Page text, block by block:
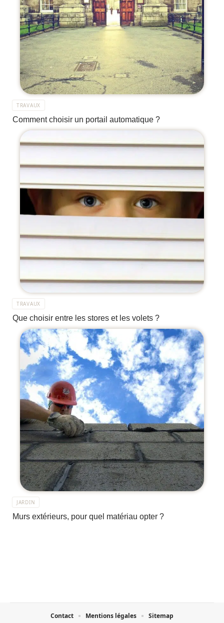
TRAVAUX
Comment choisir un portail automatique ?
TRAVAUX
Que choisir entre les stores et les volets ?
JARDIN
Murs extérieurs, pour quel matériau opter ?
Contact Mentions légales Sitemap